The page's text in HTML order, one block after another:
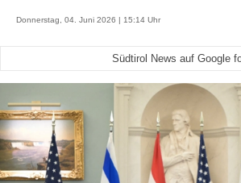
Donnerstag, 04. Juni 2026 | 15:14 Uhr
Südtirol News auf Google